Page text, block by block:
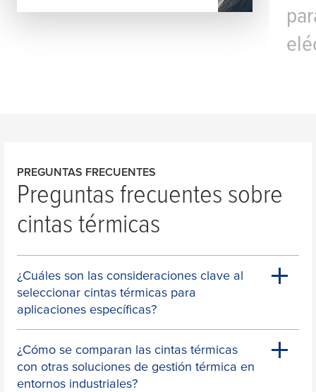
PREGUNTAS FRECUENTES
Preguntas frecuentes sobre
cintas térmicas
¿Cuáles son las consideraciones clave al
seleccionar cintas térmicas para
aplicaciones específicas?
¿Cómo se comparan las cintas térmicas
con otras soluciones de gestión térmica en
entornos industriales?